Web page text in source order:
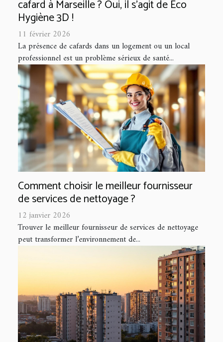
cafard à Marseille ? Oui, il s'agit de Eco
Hygiène 3D !
11 février 2026
La présence de cafards dans un logement ou un local
professionnel est un problème sérieux de santé...
Comment choisir le meilleur fournisseur
de services de nettoyage ?
12 janvier 2026
Trouver le meilleur fournisseur de services de nettoyage
peut transformer l’environnement de...